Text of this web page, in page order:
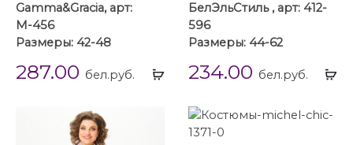
Выбрать
Gamma&Gracia, арт:
М-456
Размеры: 42-48
287.00 бел.руб.
БелЭльСтиль , арт: 412-
596
Размеры: 44-62
234.00 бел.руб.